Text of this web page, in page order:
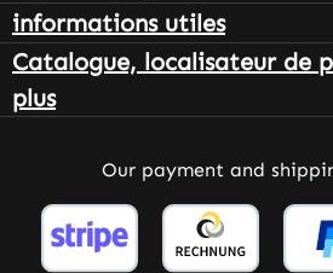
informations utiles
Catalogue, localisateur de
plus
Our payment and